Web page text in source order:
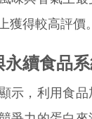
獲得較高評價。
永續食品
，利用食品